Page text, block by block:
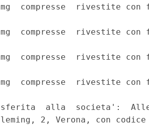
compresse  rivestite con
compresse  rivestite con
compresse  rivestite con
compresse  rivestite con
alla  societa':
2, Verona, con